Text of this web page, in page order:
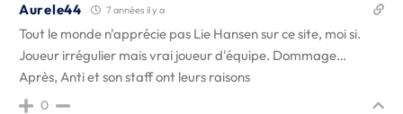
Aurele44 7 années il y a
Tout le monde n'apprécie pas Lie Hansen sur ce site, moi si.
Joueur irrégulier mais vrai joueur d'équipe. Dommage…
Après, Anti et son staff ont leurs raisons
0